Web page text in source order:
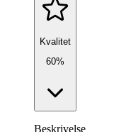
Kvalitet
60%
Beskrivelse